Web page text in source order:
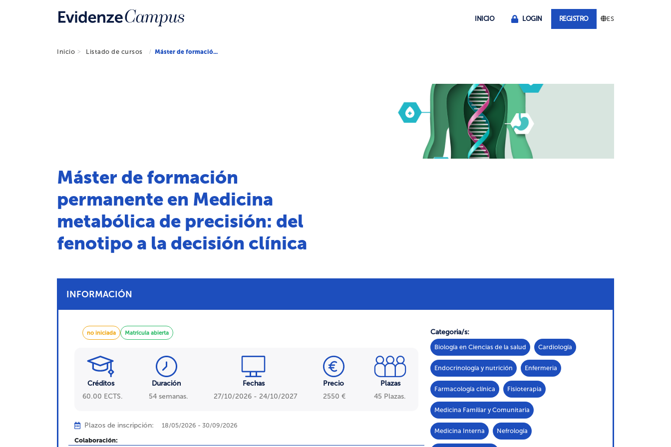
INICIO LOGIN REGISTRO ES
Inicio Listado de cursos Máster de formació...
Máster de formación
permanente en Medicina
metabólica de precisión: del
fenotipo a la decisión clínica
INFORMACIÓN
no iniciada Matrícula abierta
Créditos
60.00 ECTS.
Duración
54 semanas.
Fechas
27/10/2026 - 24/10/2027
Precio
2550 €
Plazas
45 Plazas.
Plazos de inscripción:
18/05/2026 - 30/09/2026
Colaboración:
Categoria/s:
Biología en Ciencias de la salud Cardiología
Endocrinología y nutrición Enfermeria
Farmacología clínica Fisioterapia
Medicina Familiar y Comunitaria
Medicina Interna Nefrología